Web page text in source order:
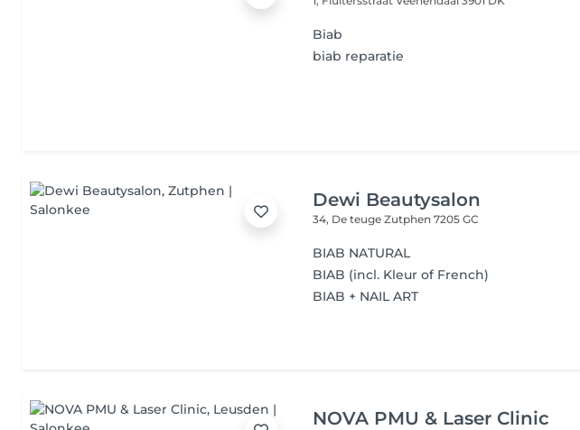
Biab
biab reparatie
Dewi Beautysalon
34, De teugeZutphen 7205 GC
BIAB NATURAL
BIAB (incl. Kleur of French)
BIAB + NAIL ART
NOVA PMU & Laser Clinic